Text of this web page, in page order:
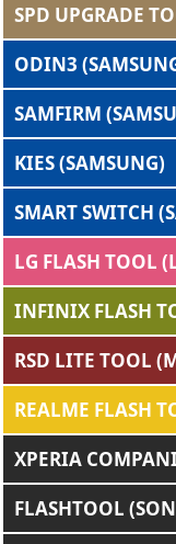
SPD UPGRADE
ODIN3
SAMFIRM
KIES (SAMSUNG)
SMART SWITCH
LG FLASH TOOL
INFINIX FLASH
RSD LITE TOOL
REALME FLASH
XPERIA
FLASHTOOL